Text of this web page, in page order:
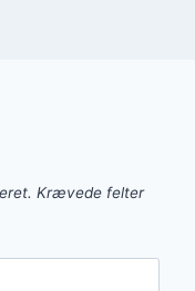
Krævede felter